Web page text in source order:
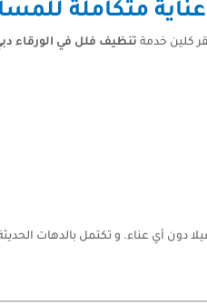
متكاملة
كلين خدمة تنظيف فلل في الورقاء
دون أي عناء. و تكتمل بالدهات